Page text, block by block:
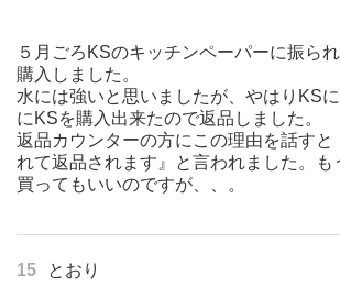
５月ごろKSのキッチンペーパーに振ら
購入しました。
水には強いと思いましたが、やはりKS
にKSを購入出来たので返品しました。
返品カウンターの方にこの理由を話すと
れて返品されます』と言われました。も
買ってもいいのですが、、。
15 とおり